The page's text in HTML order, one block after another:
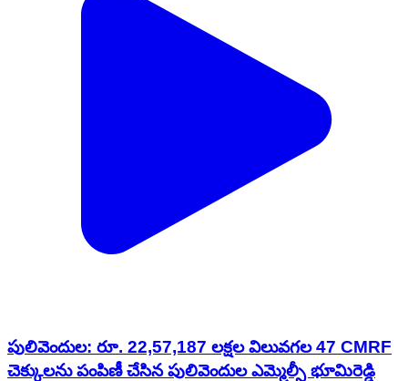
పులివెందుల: రూ. 22,57,187 లక్షల విలువగల 47 CMRF
చెక్కులను పంపిణీ చేసిన పులివెందుల ఎమ్మెల్సీ భూమిరెడ్డి